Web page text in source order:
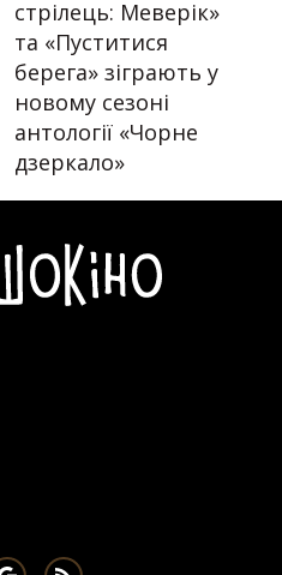
стрілець: Меверік»
та «Пуститися
берега» зіграють у
новому сезоні
антології «Чорне
дзеркало»
13.07.2022
Автор: Єгор Бунін